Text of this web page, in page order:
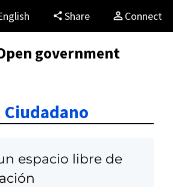
English Share Connect
government
Ciudadano
espacio libre de